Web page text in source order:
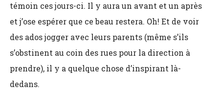
témoin ces jours-ci. Il y aura un avant et un après
et j’ose espérer que ce beau restera. Oh! Et de voir
des ados jogger avec leurs parents (même s’ils
s’obstinent au coin des rues pour la direction à
prendre), il y a quelque chose d’inspirant là-
dedans.